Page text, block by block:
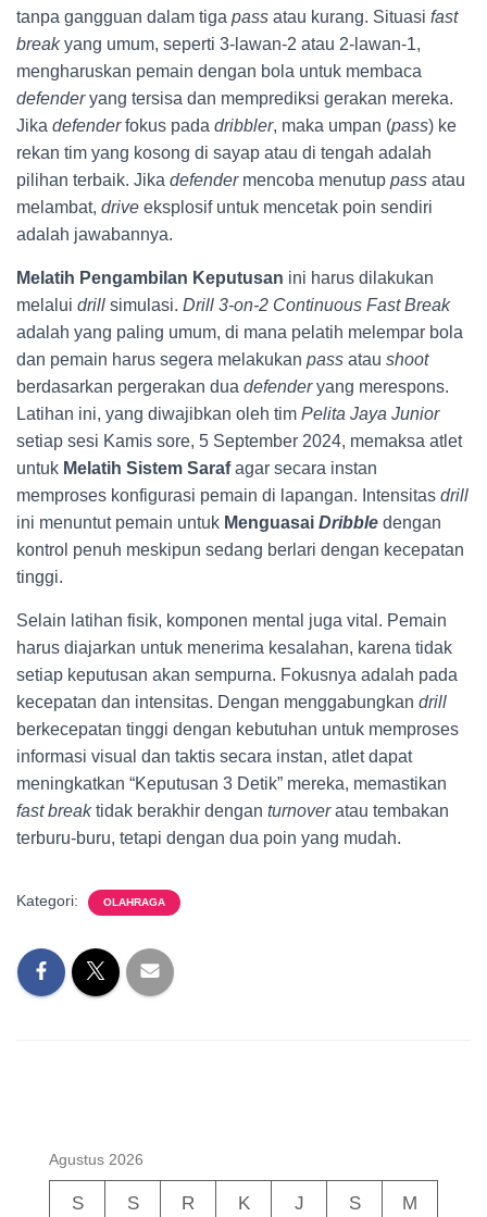
tanpa gangguan dalam tiga pass atau kurang. Situasi fast
breakyang umum, seperti 3-lawan-2 atau 2-lawan-1,
mengharuskan pemain dengan bola untuk membaca
defenderyang tersisa dan memprediksi gerakan mereka.
Jika defenderfokus pada dribbler, maka umpan (pass) ke
rekan tim yang kosong di sayap atau di tengah adalah
pilihan terbaik. Jika defendermencoba menutup pass atau
melambat, drive eksplosif untuk mencetak poin sendiri
adalah jawabannya.
Melatih Pengambilan Keputusan ini harus dilakukan
melalui drill simulasi. Drill 3-on-2 Continuous Fast Break
adalah yang paling umum, di mana pelatih melempar bola
dan pemain harus segera melakukan pass atau shoot
berdasarkan pergerakan dua defenderyang merespons.
Latihan ini, yang diwajibkan oleh tim Pelita Jaya Junior
setiap sesi Kamis sore, 5 September 2024, memaksa atlet
untuk Melatih Sistem Sarafagar secara instan
memproses konfigurasi pemain di lapangan. Intensitas drill
ini menuntut pemain untuk Menguasai Dribble dengan
kontrol penuh meskipun sedang berlari dengan kecepatan
tinggi.
Selain latihan fisik, komponen mental juga vital. Pemain
harus diajarkan untuk menerima kesalahan, karena tidak
setiap keputusan akan sempurna. Fokusnya adalah pada
kecepatan dan intensitas. Dengan menggabungkan drill
berkecepatan tinggi dengan kebutuhan untuk memproses
informasi visual dan taktis secara instan, atlet dapat
meningkatkan “Keputusan 3 Detik” mereka, memastikan
fast breaktidak berakhir dengan turnoveratau tembakan
terburu-buru, tetapi dengan dua poin yang mudah.
Kategori: OLAHRAGA
Agustus 2026
S S R K J S M